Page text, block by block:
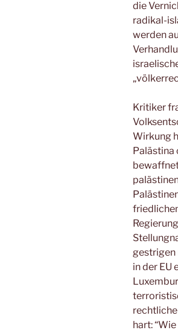
die
radikal-
werden
Kritiker
Wirkung
Palästina
gestrigen
in der EU
hart: